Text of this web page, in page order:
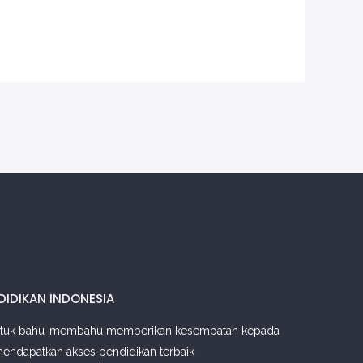
INDONESIA
bahu-membahu memberikan kesempatan kepada
akses pendidikan terbaik